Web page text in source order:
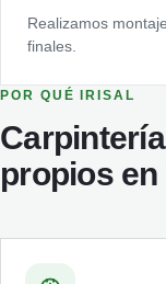
Realizamos
finales.
POR QUÉ IRISAL
propios en